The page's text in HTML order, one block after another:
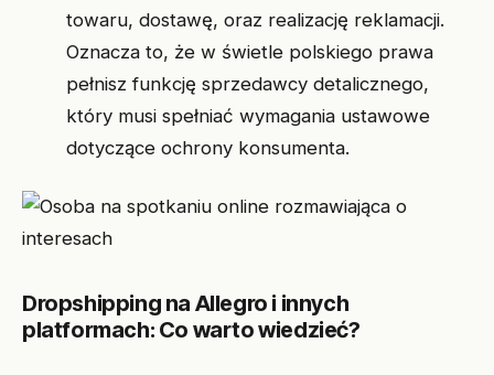
towaru, dostawę, oraz realizację reklamacji.
Oznacza to, że w świetle polskiego prawa
pełnisz funkcję sprzedawcy detalicznego,
który musi spełniać wymagania ustawowe
dotyczące ochrony konsumenta.
Dropshipping na Allegro i innych
platformach: Co warto wiedzieć?